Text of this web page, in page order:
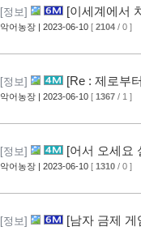
[정보]
[이세계에서
는 현실 세계에서도 무쌍
악어농장 | 2023-06-10 [ 2104 / 0 ]
[정보]
[Re : 제로부
활] 34권 표지
악어농장 | 2023-06-10 [ 1367 / 1 ]
[정보]
[어서 오세요
2학년 편] 9.5권 표지
악어농장 | 2023-06-10 [ 1310 / 0 ]
[정보]
[남자 금제 게